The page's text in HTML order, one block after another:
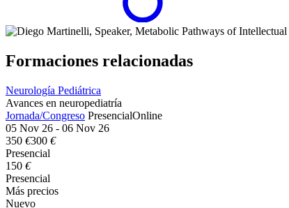
Formaciones relacionadas
Neurología Pediátrica
Avances en neuropediatría
Jornada/Congreso PresencialOnline
05 Nov 26 - 06 Nov 26
350 €300 €
Presencial
150 €
Presencial
Más precios
Nuevo